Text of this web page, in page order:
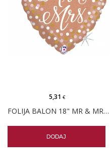
FOLIJA BALON 18" MR & MRS SRCE
5,31€
DODAJ